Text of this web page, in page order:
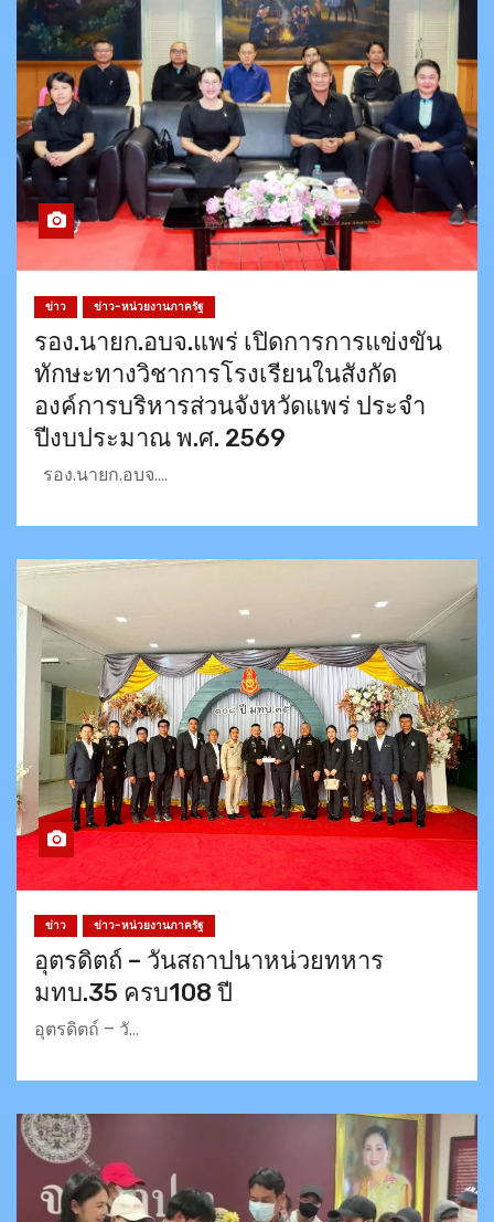
ข่าว ข่าว-หน่วยงานภาครัฐ
รอง.นายก.อบจ.แพร่ เปิดการการแข่งขัน
ทักษะทางวิชาการโรงเรียนในสังกัด
องค์การบริหารส่วนจังหวัดแพร่ ประจำ
ปีงบประมาณ พ.ศ. 2569
รอง.นายก.อบจ.…
ข่าว ข่าว-หน่วยงานภาครัฐ
อุตรดิตถ์ – วันสถาปนาหน่วยทหาร
มทบ.35 ครบ108 ปี
อุตรดิตถ์ – วั…